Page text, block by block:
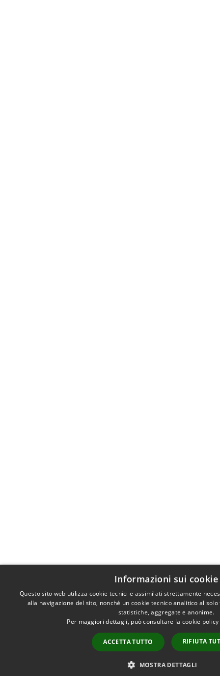
Informazioni sui cookie
Questo sito web utilizza cookie tecnici e assimilati strettamente
alla navigazione del sito, nonché un cookie tecnico analitico al
statistiche, aggregate e anonime.
Per maggiori dettagli, può consultare la cookie
ACCETTA TUTTO RIFIUTA
MOSTRA DETTAGLI